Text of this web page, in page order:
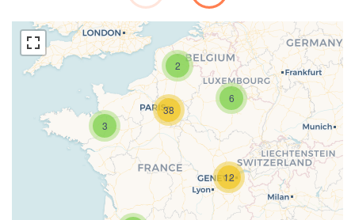
Chargement de la carte en cours...
2
6
3
38
12